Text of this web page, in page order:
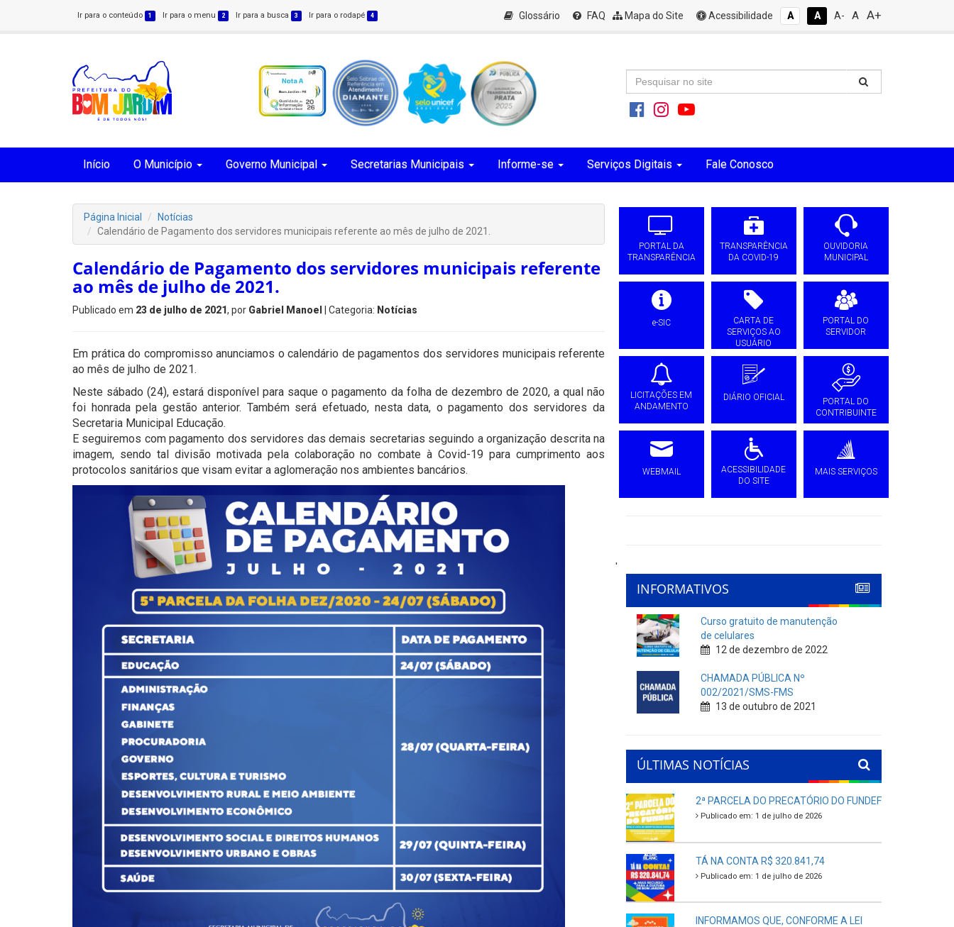
Ir para o conteúdo 1 Ir para o menu 2 Ir para a busca 3 Ir para o rodapé 4 Glossário FAQ Mapa do Site Acessibilidade A A A- A A+
Início O Município Governo Municipal Secretarias Municipais Informe-se Serviços Digitais Fale Conosco
Página Inicial
Notícias
Calendário de Pagamento dos servidores municipais referente ao mês de julho de 2021.
Calendário de Pagamento dos servidores municipais referente
ao mês de julho de 2021.
Publicado em 23 de julho de 2021, por Gabriel Manoel | Categoria: Notícias
Em prática do compromisso anunciamos o calendário de pagamentos dos servidores municipais referente
ao mês de julho de 2021.
Neste sábado (24), estará disponível para saque o pagamento da folha de dezembro de 2020, a qual não
foi honrada pela gestão anterior. Também será efetuado, nesta data, o pagamento dos servidores da
Secretaria Municipal Educação.
E seguiremos com pagamento dos servidores das demais secretarias seguindo a organização descrita na
imagem, sendo tal divisão motivada pela colaboração no combate à Covid-19 para cumprimento aos
protocolos sanitários que visam evitar a aglomeração nos ambientes bancários.
PORTAL DA
TRANSPARÊNCIA
TRANSPARÊNCIA
DA COVID-19
OUVIDORIA
MUNICIPAL
e-SIC
CARTA DE
SERVIÇOS AO
USUÁRIO
PORTAL DO
SERVIDOR
LICITAÇÕES EM
ANDAMENTO
DIÁRIO OFICIAL
PORTAL DO
CONTRIBUINTE
WEBMAIL
ACESSIBILIDADE
DO SITE
MAIS SERVIÇOS
'
INFORMATIVOS
Curso gratuito de manutenção
de celulares
12 de dezembro de 2022
CHAMADA PÚBLICA Nº
002/2021/SMS-FMS
13 de outubro de 2021
ÚLTIMAS NOTÍCIAS
2ª PARCELA DO PRECATÓRIO DO FUNDEF
Publicado em: 1 de julho de 2026
TÁ NA CONTA R$ 320.841,74
Publicado em: 1 de julho de 2026
INFORMAMOS QUE, CONFORME A LEI